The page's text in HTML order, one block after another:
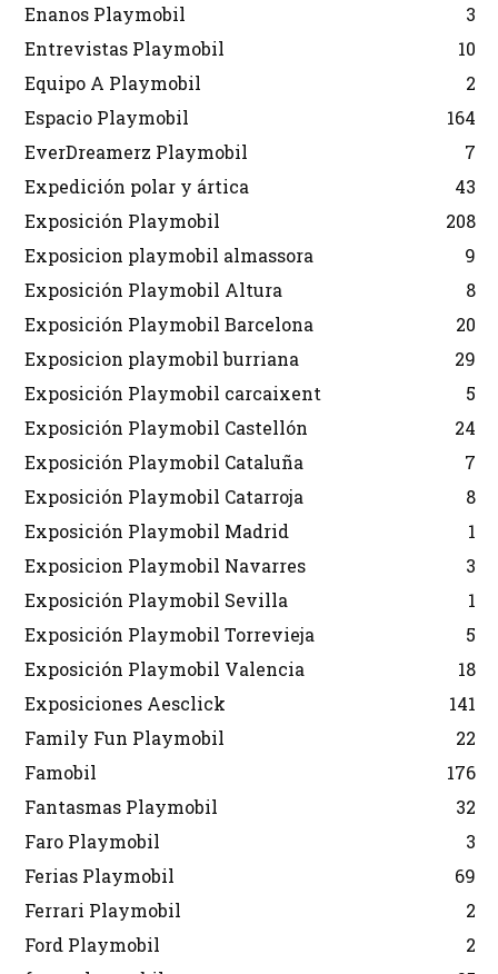
Enanos Playmobil
3
Entrevistas Playmobil
10
Equipo A Playmobil
2
Espacio Playmobil
164
EverDreamerz Playmobil
7
Expedición polar y ártica
43
Exposición Playmobil
208
Exposicion playmobil almassora
9
Exposición Playmobil Altura
8
Exposición Playmobil Barcelona
20
Exposicion playmobil burriana
29
Exposición Playmobil carcaixent
5
Exposición Playmobil Castellón
24
Exposición Playmobil Cataluña
7
Exposición Playmobil Catarroja
8
Exposición Playmobil Madrid
1
Exposicion Playmobil Navarres
3
Exposición Playmobil Sevilla
1
Exposición Playmobil Torrevieja
5
Exposición Playmobil Valencia
18
Exposiciones Aesclick
141
Family Fun Playmobil
22
Famobil
176
Fantasmas Playmobil
32
Faro Playmobil
3
Ferias Playmobil
69
Ferrari Playmobil
2
Ford Playmobil
2